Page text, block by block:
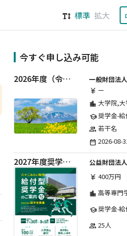
標準 拡大
今すぐ申し込み可能
2026年度（令和8年度）第２期 一般財団法人イーハトーブ育英会奨学生募集（給付型） 日本国内及び海外の大学・大学院に自宅外通学をする学生に生活費の一部(家賃半額相当)を給付【岩手県が本籍地の大学生または大学院生対象】
currency_yen ー
location_city 大学院,
school奨学金-給
group 若干名
date_range 2026-08-
2027年度奨学生募集要項
currency_yen 400万円
location_city 高等専門学校,短期大
school奨学金-給
group 25人